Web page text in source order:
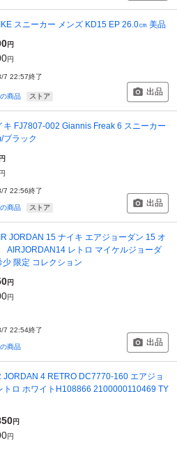
スニーカー メンズ KD15 EP 26.0㎝ 美品
円
円
7 22:57終了
商品 ストア 出品
キ FJ7807-002 Giannis Freak 6 スニーカー
ブラック
円
円
7 22:56終了
商品 ストア 出品
JORDAN 15 ナイキ エアジョーダン 15 オ
AIRJORDAN14 レトロ マイケルジョーダ
少 限定 コレクション
円
円
7 22:54終了
商品 出品
JORDAN 4 RETRO DC7770-160 エアジョ
トロ ホワイトH108866 2100000110469 TY
円
円